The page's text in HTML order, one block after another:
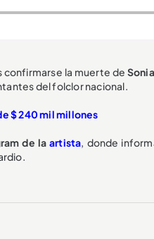
confirmarse la muerte de
del folclor nacional.
$ 240 mil millones
de laartista, donde